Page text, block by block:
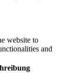
website to
and